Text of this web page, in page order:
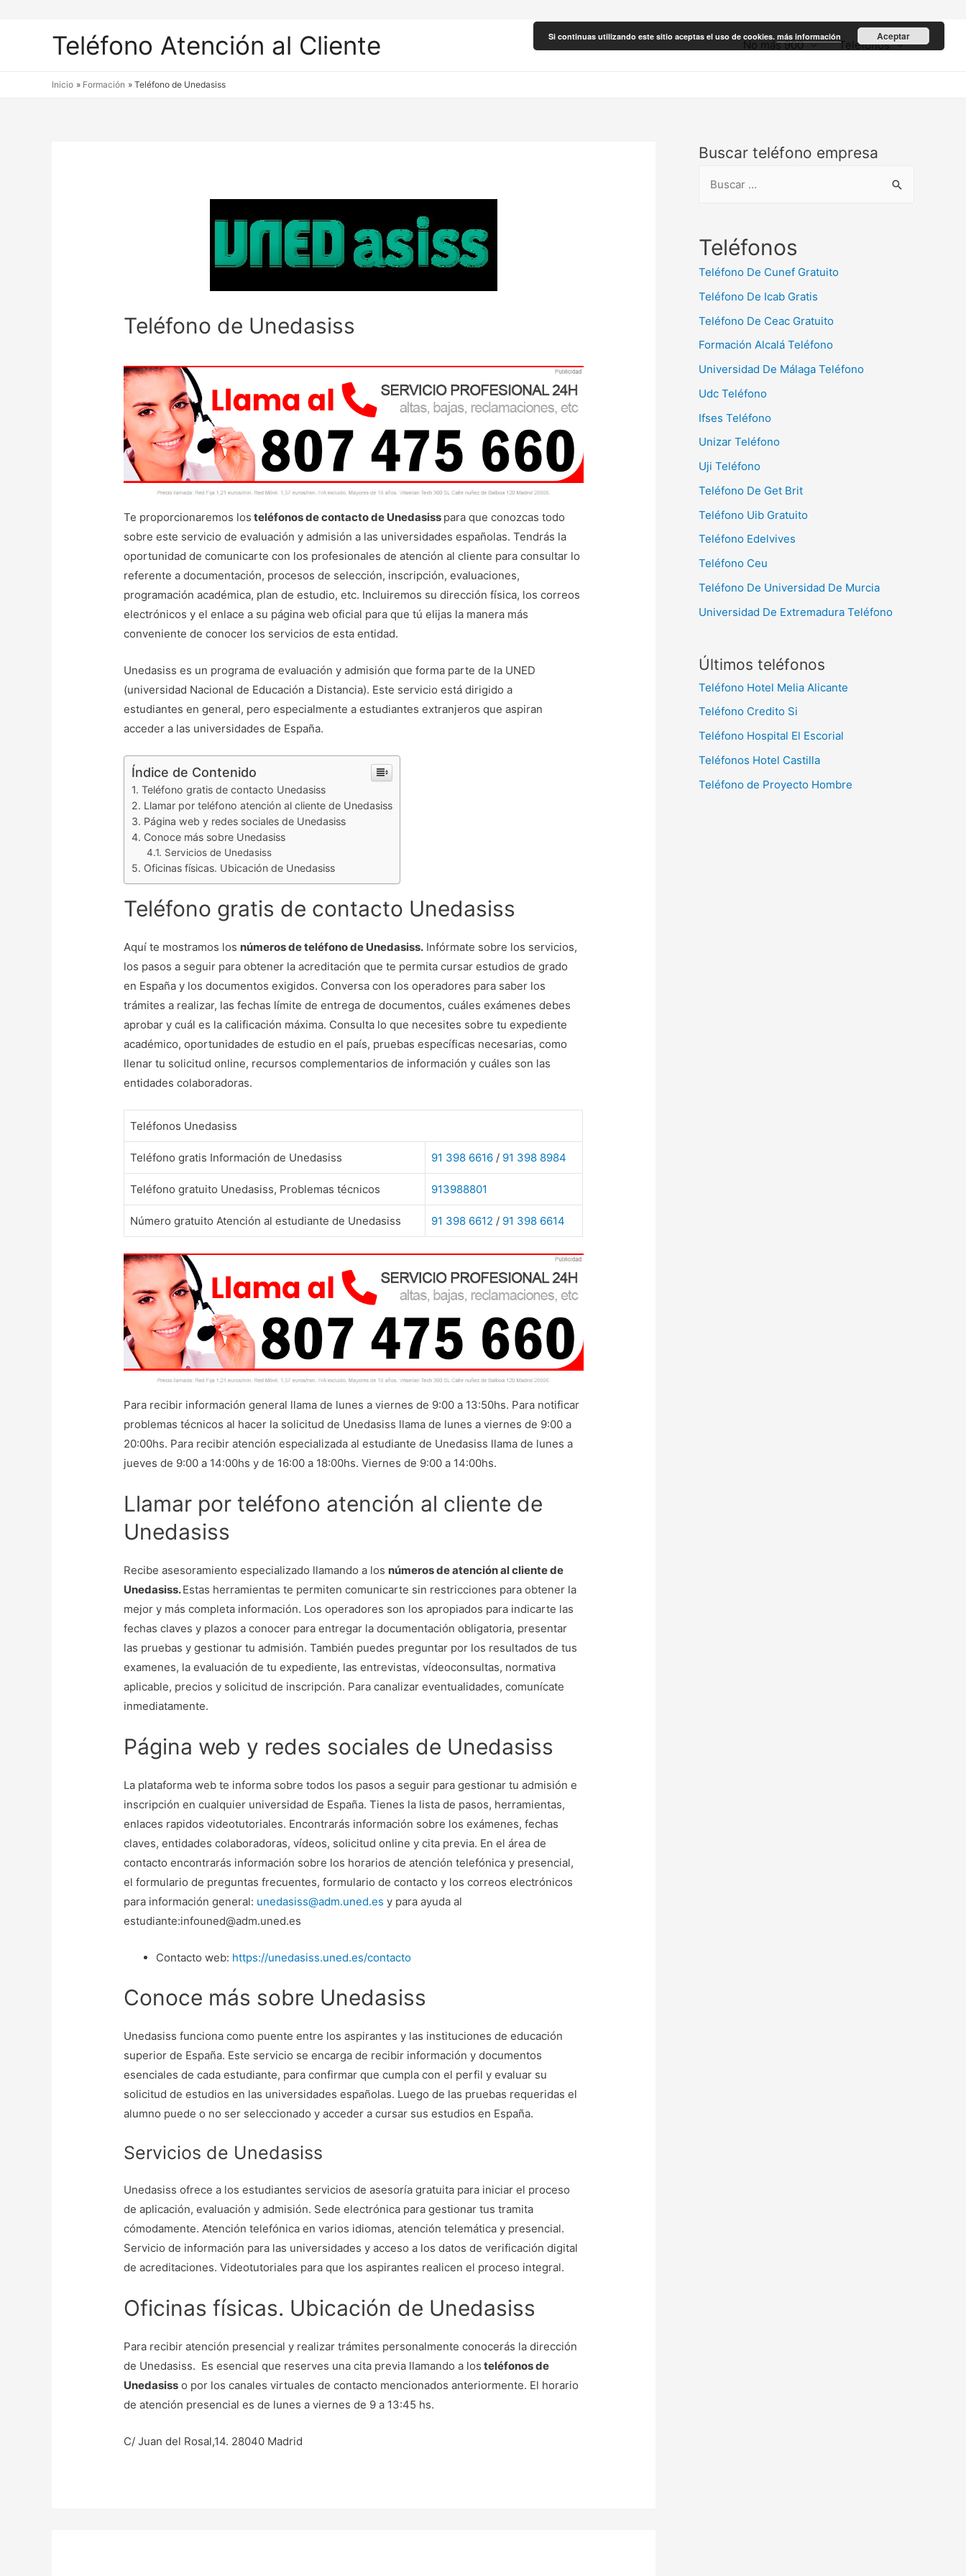
Teléfono Atención al Cliente No más 900 Teléfonos
Inicio Formación Teléfono de Unedasiss
Teléfono de Unedasiss
Te proporcionaremos los teléfonos de contacto de Unedasiss para que conozcas todo
sobre este servicio de evaluación y admisión a las universidades españolas. Tendrás la
oportunidad de comunicarte con los profesionales de atención al cliente para consultar lo
referente a documentación, procesos de selección, inscripción, evaluaciones,
programación académica, plan de estudio, etc. Incluiremos su dirección física, los correos
electrónicos y el enlace a su página web oficial para que tú elijas la manera más
conveniente de conocer los servicios de esta entidad.
Unedasiss es un programa de evaluación y admisión que forma parte de la UNED
(universidad Nacional de Educación a Distancia). Este servicio está dirigido a
estudiantes en general, pero especialmente a estudiantes extranjeros que aspiran
acceder a las universidades de España.
Índice de Contenido
Teléfono gratis de contacto Unedasiss
Llamar por teléfono atención al cliente de Unedasiss
Página web y redes sociales de Unedasiss
Conoce más sobre Unedasiss
Servicios de Unedasiss
Oficinas físicas. Ubicación de Unedasiss
Teléfono gratis de contacto Unedasiss
Aquí te mostramos los números de teléfono de Unedasiss. Infórmate sobre los servicios,
los pasos a seguir para obtener la acreditación que te permita cursar estudios de grado
en España y los documentos exigidos. Conversa con los operadores para saber los
trámites a realizar, las fechas límite de entrega de documentos, cuáles exámenes debes
aprobar y cuál es la calificación máxima. Consulta lo que necesites sobre tu expediente
académico, oportunidades de estudio en el país, pruebas específicas necesarias, como
llenar tu solicitud online, recursos complementarios de información y cuáles son las
entidades colaboradoras.
Teléfonos Unedasiss
Teléfono gratis Información de Unedasiss 91 398 6616 / 91 398 8984
Teléfono gratuito Unedasiss, Problemas técnicos 913988801
Número gratuito Atención al estudiante de Unedasiss 91 398 6612 / 91 398 6614
Para recibir información general llama de lunes a viernes de 9:00 a 13:50hs. Para notificar
problemas técnicos al hacer la solicitud de Unedasiss llama de lunes a viernes de 9:00 a
20:00hs. Para recibir atención especializada al estudiante de Unedasiss llama de lunes a
jueves de 9:00 a 14:00hs y de 16:00 a 18:00hs. Viernes de 9:00 a 14:00hs.
Llamar por teléfono atención al cliente de
Unedasiss
Recibe asesoramiento especializado llamando a los números de atención al cliente de
Unedasiss.Estas herramientas te permiten comunicarte sin restricciones para obtener la
mejor y más completa información. Los operadores son los apropiados para indicarte las
fechas claves y plazos a conocer para entregar la documentación obligatoria, presentar
las pruebas y gestionar tu admisión. También puedes preguntar por los resultados de tus
examenes, la evaluación de tu expediente, las entrevistas, vídeoconsultas, normativa
aplicable, precios y solicitud de inscripción. Para canalizar eventualidades, comunícate
inmediatamente.
Página web y redes sociales de Unedasiss
La plataforma web te informa sobre todos los pasos a seguir para gestionar tu admisión e
inscripción en cualquier universidad de España. Tienes la lista de pasos, herramientas,
enlaces rapidos videotutoriales. Encontrarás información sobre los exámenes, fechas
claves, entidades colaboradoras, vídeos, solicitud online y cita previa. En el área de
contacto encontrarás información sobre los horarios de atención telefónica y presencial,
el formulario de preguntas frecuentes, formulario de contacto y los correos electrónicos
para información general: unedasiss@adm.uned.es y para ayuda al
estudiante:infouned@adm.uned.es
Contacto web: https://unedasiss.uned.es/contacto
Conoce más sobre Unedasiss
Unedasiss funciona como puente entre los aspirantes y las instituciones de educación
superior de España. Este servicio se encarga de recibir información y documentos
esenciales de cada estudiante, para confirmar que cumpla con el perfil y evaluar su
solicitud de estudios en las universidades españolas. Luego de las pruebas requeridas el
alumno puede o no ser seleccionado y acceder a cursar sus estudios en España.
Servicios de Unedasiss
Unedasiss ofrece a los estudiantes servicios de asesoría gratuita para iniciar el proceso
de aplicación, evaluación y admisión. Sede electrónica para gestionar tus tramita
cómodamente. Atención telefónica en varios idiomas, atención telemática y presencial.
Servicio de información para las universidades y acceso a los datos de verificación digital
de acreditaciones. Videotutoriales para que los aspirantes realicen el proceso integral.
Oficinas físicas. Ubicación de Unedasiss
Para recibir atención presencial y realizar trámites personalmente conocerás la dirección
de Unedasiss. Es esencial que reserves una cita previa llamando a los teléfonos de
Unedasiss o por los canales virtuales de contacto mencionados anteriormente. El horario
de atención presencial es de lunes a viernes de 9 a 13:45 hs.
C/ Juan del Rosal,14. 28040 Madrid
Buscar teléfono empresa
c
Teléfonos
Teléfono De Cunef Gratuito
Teléfono De Icab Gratis
Teléfono De Ceac Gratuito
Formación Alcalá Teléfono
Universidad De Málaga Teléfono
Udc Teléfono
Ifses Teléfono
Unizar Teléfono
Uji Teléfono
Teléfono De Get Brit
Teléfono Uib Gratuito
Teléfono Edelvives
Teléfono Ceu
Teléfono De Universidad De Murcia
Universidad De Extremadura Teléfono
Últimos teléfonos
Teléfono Hotel Melia Alicante
Teléfono Credito Si
Teléfono Hospital El Escorial
Teléfonos Hotel Castilla
Teléfono de Proyecto Hombre
Si continuas utilizando este sitio aceptas el uso de cookies. más información Aceptar